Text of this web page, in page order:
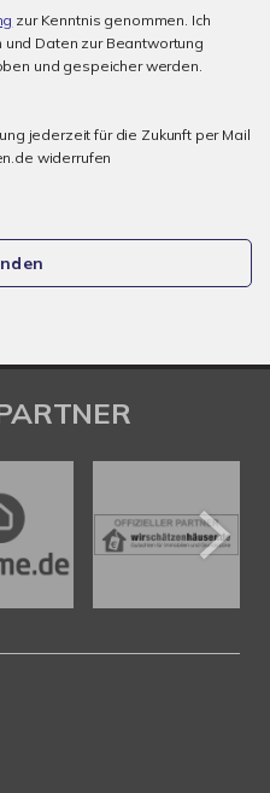
zur Kenntnis genommen. Ich
Daten zur Beantwortung
und gespeicher werden.
jederzeit für die Zukunft per Mail
widerrufen